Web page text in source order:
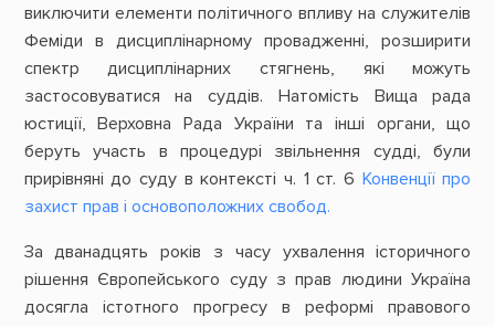
виключити елементи політичного впливу на служителів
Феміди в дисциплінарному провадженні, розширити
спектр дисциплінарних стягнень, які можуть
застосовуватися на суддів. Натомість Вища рада
юстиції, Верховна Рада України та інші органи, що
беруть участь в процедурі звільнення судді, були
прирівняні до суду в контексті ч. 1 ст. 6 Конвенції про
захист прав і основоположних свобод.
За дванадцять років з часу ухвалення історичного
рішення Європейського суду з прав людини Україна
досягла істотного прогресу в реформі правового